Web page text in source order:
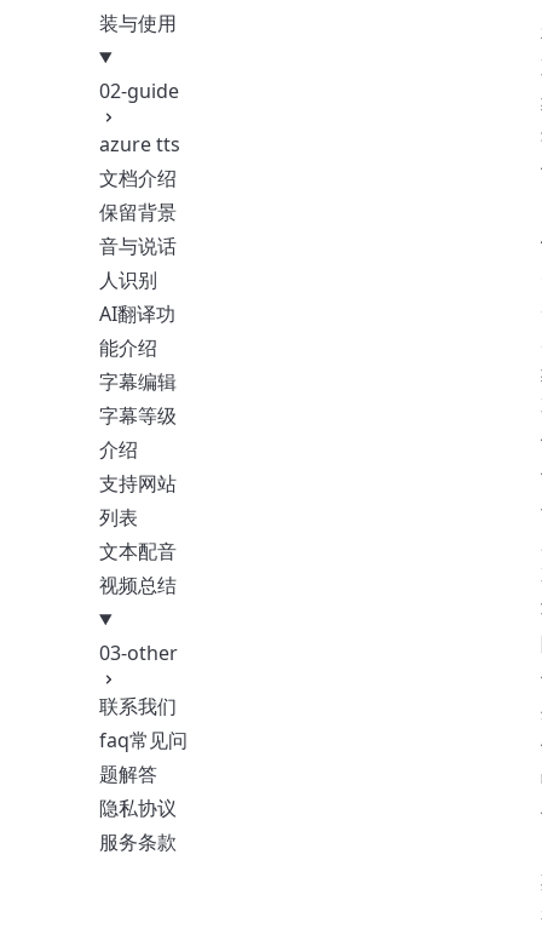
装与使用
02-guide
azure tts
文档介绍
保留背景
音与说话
人识别
AI翻译功
能介绍
字幕编辑
字幕等级
介绍
支持网站
列表
文本配音
视频总结
03-other
联系我们
faq常见问
题解答
隐私协议
服务条款